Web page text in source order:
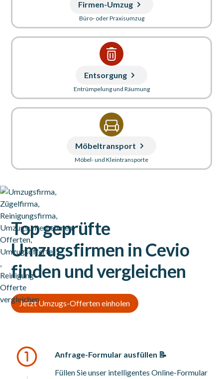
Firmen-Umzug
Büro- oder Praxisumzug
Entsorgung
Entrümpelung und Räumung
Möbeltransport
Möbel- und Kleintransporte
Top geprüfte
Umzugsfirmen in Cevio
finden und vergleichen
Jetzt Umzugs-Offerten einholen
Anfrage-Formular ausfüllen 📝
Füllen Sie unser intelligentes Online-Formular